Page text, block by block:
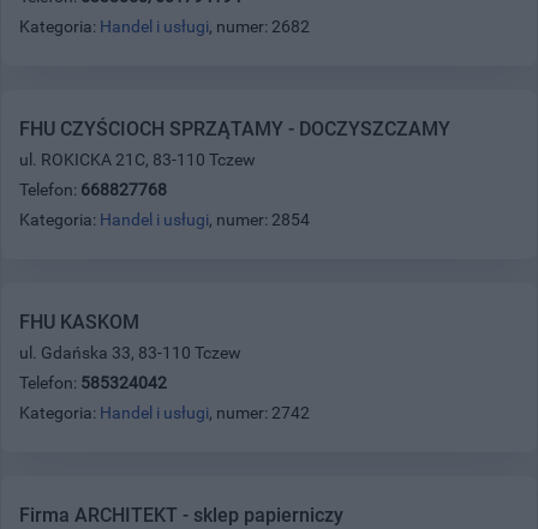
Kategoria: Handel i usługi, numer: 2682
FHU CZYŚCIOCH SPRZĄTAMY - DOCZYSZCZAMY
ul. ROKICKA 21C, 83-110 Tczew
Telefon: 668827768
Kategoria: Handel i usługi, numer: 2854
FHU KASKOM
ul. Gdańska 33, 83-110 Tczew
Telefon: 585324042
Kategoria: Handel i usługi, numer: 2742
Firma ARCHITEKT - sklep papierniczy